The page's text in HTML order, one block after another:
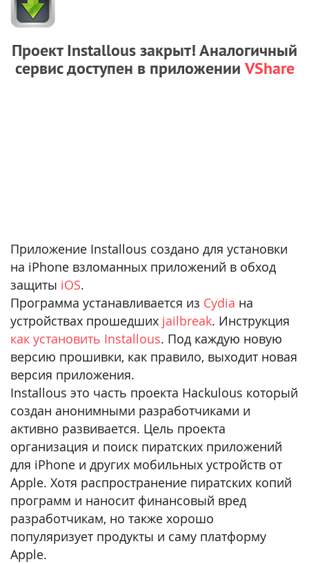
Проект Installous закрыт! Аналогичный
сервис доступен в приложении VShare
Приложение Installous создано для установки
на iPhone взломанных приложений в обход
защиты iOS.
Программа устанавливается из Cydia на
устройствах прошедших jailbreak. Инструкция
как установить Installous. Под каждую новую
версию прошивки, как правило, выходит новая
версия приложения.
Installous это часть проекта Hackulous который
создан анонимными разработчиками и
активно развивается. Цель проекта
организация и поиск пиратских приложений
для iPhone и других мобильных устройств от
Apple. Хотя распространение пиратских копий
программ и наносит финансовый вред
разработчикам, но также хорошо
популяризует продукты и саму платформу
Apple.